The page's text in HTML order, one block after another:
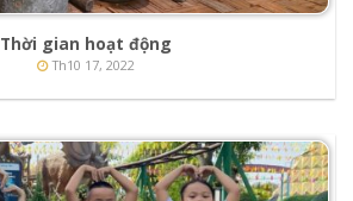
Thời gian hoạt động
Th10 17, 2022